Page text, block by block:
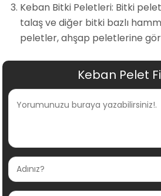
Keban Bitki Peletleri: Bitki
talaş ve diğer bitki bazlı
peletler, ahşap peletlerine
Keban Pelet